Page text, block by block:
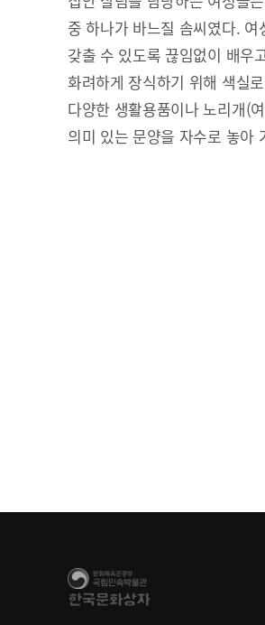
중 하나가 바느질 솜씨였다.
갖출 수 있도록 끊임없이 배우
화려하게 장식하기 위해 색실
다양한 생활용품이나 노리개(
의미 있는 문양을 자수로 놓아